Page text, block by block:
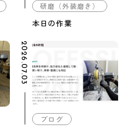
研磨（外装磨き）
本日の作業
2026.07.03
ブログ